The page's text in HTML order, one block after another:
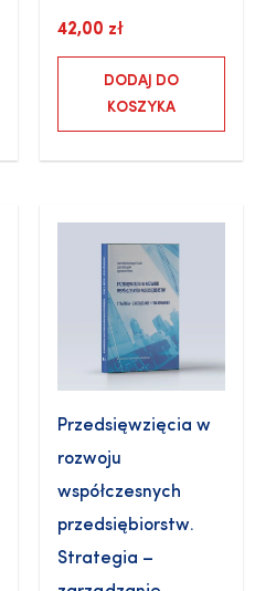
42,00 zł
DODAJ DO
KOSZYKA
Przedsięwzięcia w
rozwoju
współczesnych
przedsiębiorstw.
Strategia –